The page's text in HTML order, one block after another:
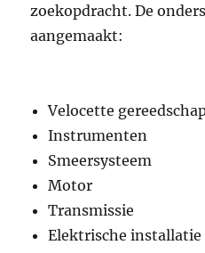
zoekopdracht. De
aangemaakt:
Velocette
Instrumenten
Smeersysteem
Motor
Transmissie
Elektrische installatie